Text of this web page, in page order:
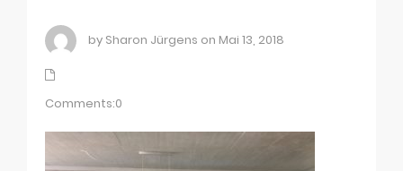
by Sharon Jürgens on Mai 13, 2018
Comments:0